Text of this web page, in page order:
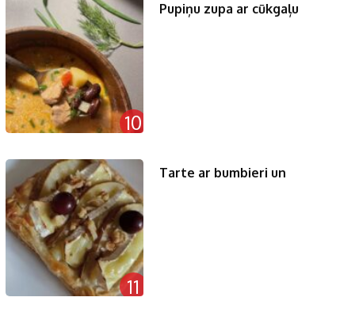
10
Pupiņu zupa ar cūkgaļu
11
Tarte ar bumbieri un